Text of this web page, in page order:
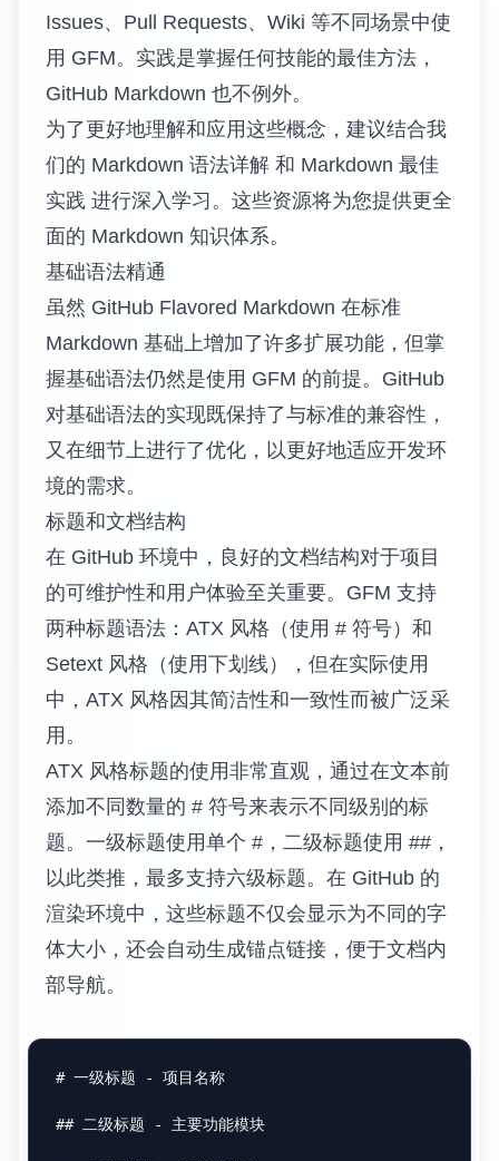
Issues、Pull Requests、Wiki 等不同场景中使
用 GFM。实践是掌握任何技能的最佳方法，
GitHub Markdown 也不例外。
为了更好地理解和应用这些概念，建议结合我
们的 Markdown 语法详解 和 Markdown 最佳
实践 进行深入学习。这些资源将为您提供更全
面的 Markdown 知识体系。
基础语法精通
虽然 GitHub Flavored Markdown 在标准
Markdown 基础上增加了许多扩展功能，但掌
握基础语法仍然是使用 GFM 的前提。GitHub
对基础语法的实现既保持了与标准的兼容性，
又在细节上进行了优化，以更好地适应开发环
境的需求。
标题和文档结构
在 GitHub 环境中，良好的文档结构对于项目
的可维护性和用户体验至关重要。GFM 支持
两种标题语法：ATX 风格（使用 # 符号）和
Setext 风格（使用下划线），但在实际使用
中，ATX 风格因其简洁性和一致性而被广泛采
用。
ATX 风格标题的使用非常直观，通过在文本前
添加不同数量的 # 符号来表示不同级别的标
题。一级标题使用单个 #，二级标题使用 ##，
以此类推，最多支持六级标题。在 GitHub 的
渲染环境中，这些标题不仅会显示为不同的字
体大小，还会自动生成锚点链接，便于文档内
部导航。
# 一级标题 - 项目名称
## 二级标题 - 主要功能模块